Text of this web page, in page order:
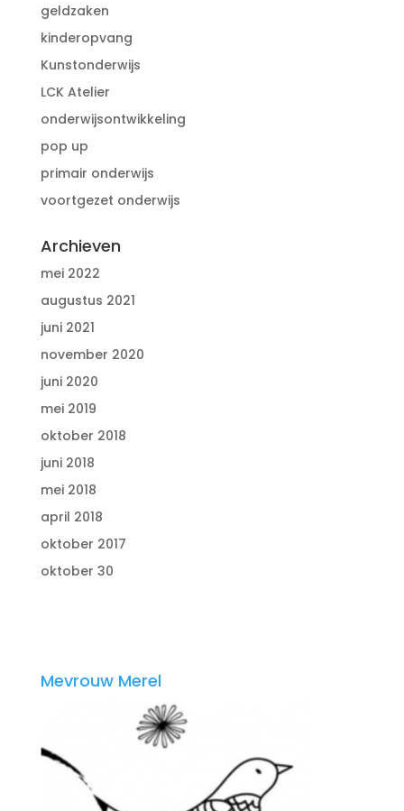
geldzaken
kinderopvang
Kunstonderwijs
LCK Atelier
onderwijsontwikkeling
pop up
primair onderwijs
voortgezet onderwijs
Archieven
mei 2022
augustus 2021
juni 2021
november 2020
juni 2020
mei 2019
oktober 2018
juni 2018
mei 2018
april 2018
oktober 2017
oktober 30
Mevrouw Merel